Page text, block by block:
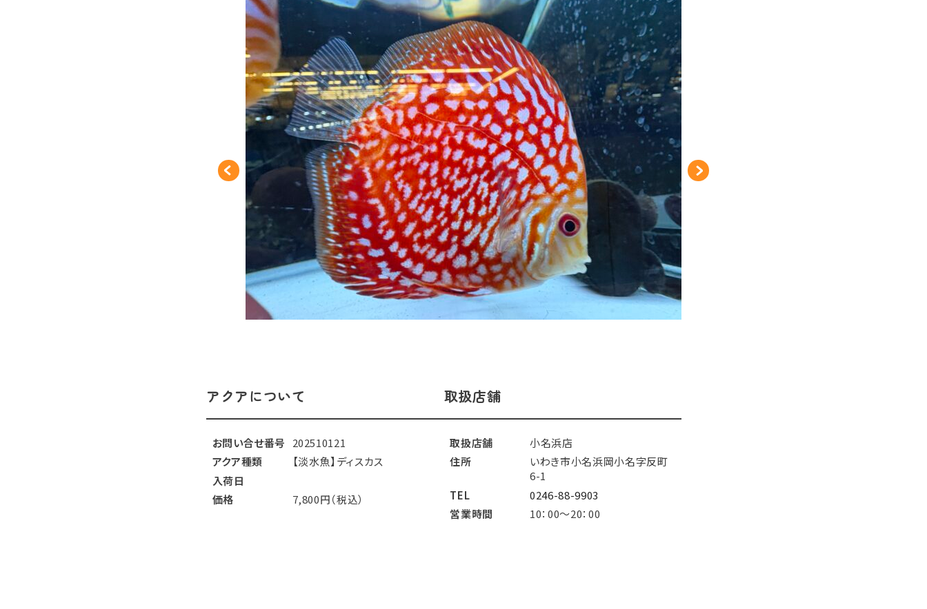
アクアについて
お問い合せ番号
202510121
アクア種類
【淡水魚】ディスカス
入荷日
価格
7,800円（税込）
取扱店舗
取扱店舗
小名浜店
住所
いわき市小名浜岡小名字反町
6-1
TEL
0246-88-9903
営業時間
10：00～20：00